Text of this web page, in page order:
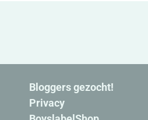
Bloggers gezocht!
Privacy